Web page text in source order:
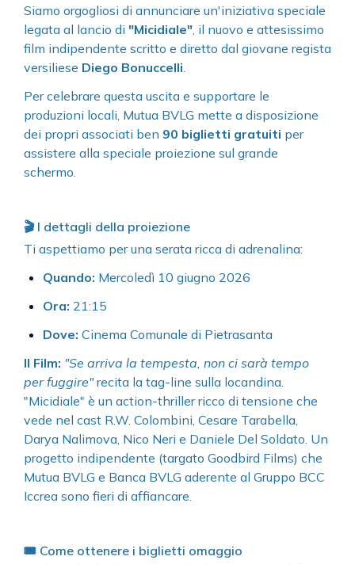
Siamo orgogliosi di annunciare un'iniziativa speciale
legata al lancio di "Micidiale", il nuovo e attesissimo
film indipendente scritto e diretto dal giovane regista
versiliese Diego Bonuccelli.
Per celebrare questa uscita e supportare le
produzioni locali, Mutua BVLG mette a disposizione
dei propri associati ben 90 biglietti gratuiti per
assistere alla speciale proiezione sul grande
schermo.
🎬 I dettagli della proiezione
Ti aspettiamo per una serata ricca di adrenalina:
Quando: Mercoledì 10 giugno 2026
Ora: 21:15
Dove: Cinema Comunale di Pietrasanta
Il Film: "Se arriva la tempesta, non ci sarà tempo
per fuggire"recita la tag-line sulla locandina.
"Micidiale" è un action-thriller ricco di tensione che
vede nel cast R.W. Colombini, Cesare Tarabella,
Darya Nalimova, Nico Neri e Daniele Del Soldato. Un
progetto indipendente (targato Goodbird Films) che
Mutua BVLG e Banca BVLG aderente al Gruppo BCC
Iccrea sono fieri di affiancare.
🎟️ Come ottenere i biglietti omaggio